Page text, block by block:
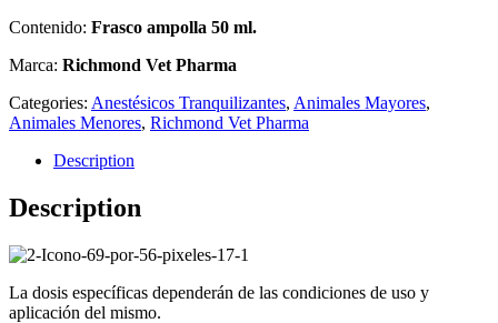
Contenido: Frasco ampolla 50 ml.
Marca: Richmond Vet Pharma
Categories: Anestésicos Tranquilizantes, Animales Mayores,
Animales Menores, Richmond Vet Pharma
Description
Description
La dosis específicas dependerán de las condiciones de uso y
aplicación del mismo.